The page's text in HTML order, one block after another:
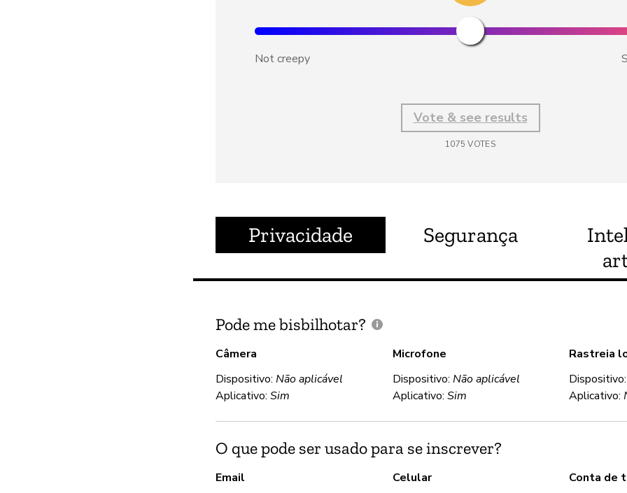
Not creepy
Vote & see results
1075 VOTES
Privacidade Segurança
Pode me bisbilhotar?
Câmera
Dispositivo: Não aplicável
Aplicativo: Sim
Microfone
Dispositivo: Não aplicável
Aplicativo: Sim
Rastreia
Aplicativo:
O que pode ser usado para se inscrever?
Email
Celular
Conta de